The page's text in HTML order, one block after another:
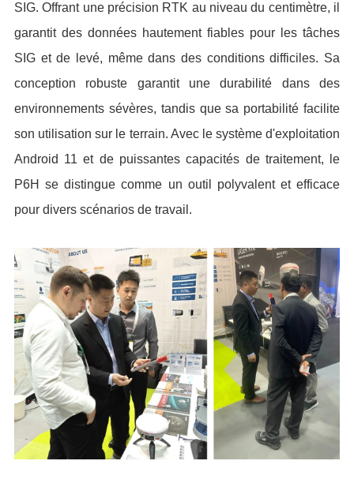
SIG. Offrant une précision RTK au niveau du centimètre, il
garantit des données hautement fiables pour les tâches
SIG et de levé, même dans des conditions difficiles. Sa
conception robuste garantit une durabilité dans des
environnements sévères, tandis que sa portabilité facilite
son utilisation sur le terrain. Avec le système d'exploitation
Android 11 et de puissantes capacités de traitement, le
P6H se distingue comme un outil polyvalent et efficace
pour divers scénarios de travail.